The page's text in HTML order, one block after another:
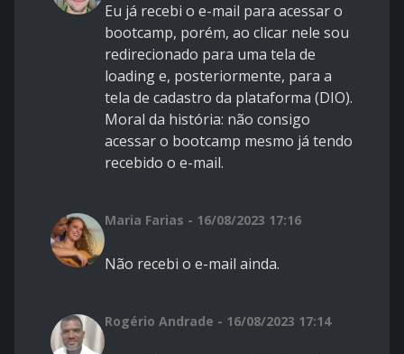
Eu já recebi o e-mail para acessar o
bootcamp, porém, ao clicar nele sou
redirecionado para uma tela de
loading e, posteriormente, para a
tela de cadastro da plataforma (DIO).
Moral da história: não consigo
acessar o bootcamp mesmo já tendo
recebido o e-mail.
Maria Farias - 16/08/2023 17:16
Não recebi o e-mail ainda.
Rogério Andrade - 16/08/2023 17:14